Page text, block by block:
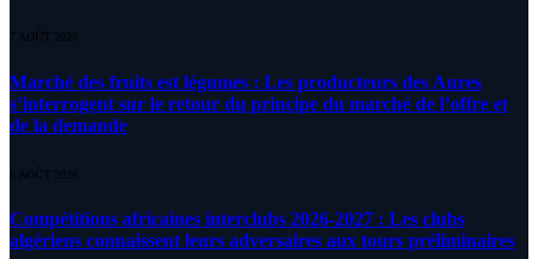
7 AOÛT 2026
Marché des fruits est légumes : Les producteurs des Aures
s’interrogent sur le retour du principe du marché de l’offre et
de la demande
6 AOÛT 2026
Compétitions africaines interclubs 2026-2027 : Les clubs
algériens connaissent leurs adversaires aux tours préliminaires